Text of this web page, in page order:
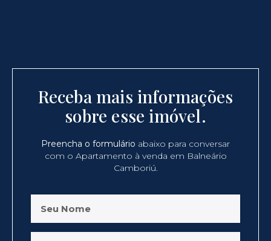
Receba mais informações
sobre esse imóvel.
Preencha o formulário abaixo para conversar
com o Apartamento à venda em Balneário
Camboriú.